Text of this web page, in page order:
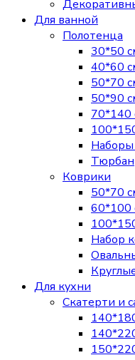
Для ванной
Полотенца
30*50
40*60
50*70
50*90
70*140
Наборы
Тюрбан
Коврики
50*70
60*100
Набор
Для кухни
Скатерти и